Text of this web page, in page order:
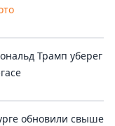
Трамп уберег
обновили свыше